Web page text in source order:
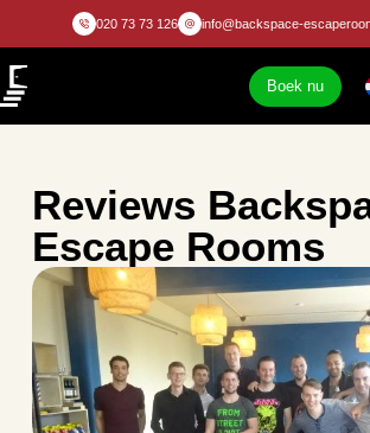
020 73 73 126 info@backspace-
Boek nu
Reviews
Escape Rooms